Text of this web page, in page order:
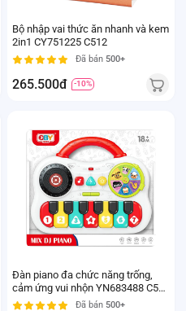
Bộ nhập vai thức ăn nhanh và kem
2in1 CY751225 C512
Đã bán 500+
265.500đ -10%
Đàn piano đa chức năng trống,
cảm ứng vui nhộn YN683488 C512
(Đỏ)
Đã bán 500+